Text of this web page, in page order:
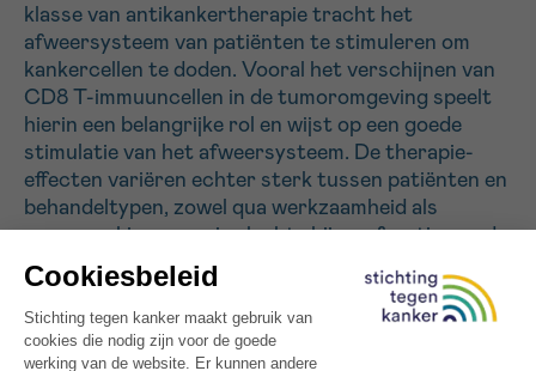
klasse van antikankertherapie tracht het
afweersysteem van patiënten te stimuleren om
kankercellen te doden. Vooral het verschijnen van
CD8 T-immuuncellen in de tumoromgeving speelt
hierin een belangrijke rol en wijst op een goede
stimulatie van het afweersysteem. De therapie-
effecten variëren echter sterk tussen patiënten en
behandeltypen, zowel qua werkzaamheid als
nevenwerkingen, en is slechts bij een fractie van de
patiënten gunstig. Momenteel is er geen
betrouwbare manier om de T-celreacties in kaart
te brengen. In het CHOPIN-onderzoeksproject
beogen we (i) de ontwikkeling van een